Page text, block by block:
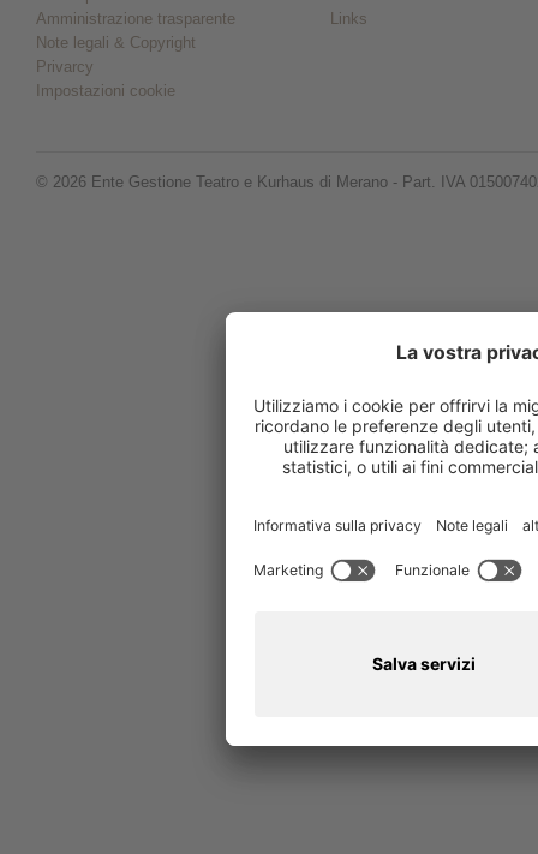
Amministrazione trasparente
Note legali & Copyright
Privarcy
Impostazioni cookie
Links
© 2026 Ente Gestione Teatro e Kurhaus di Merano - Part. IVA